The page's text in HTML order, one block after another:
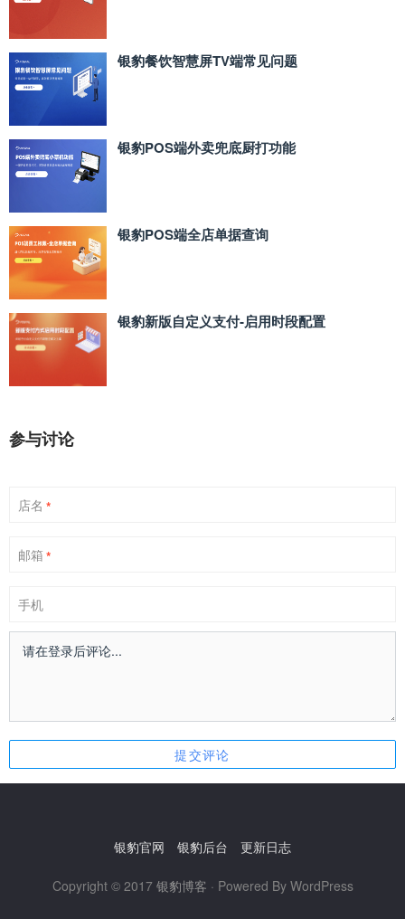
银豹餐饮智慧屏TV端常见问题
银豹POS端外卖兜底厨打功能
银豹POS端全店单据查询
银豹新版自定义支付‑启用时段配置
参与讨论
店名 *
邮箱 *
手机
银豹官网 银豹后台 更新日志
Copyright © 2017 银豹博客 · Powered By WordPress